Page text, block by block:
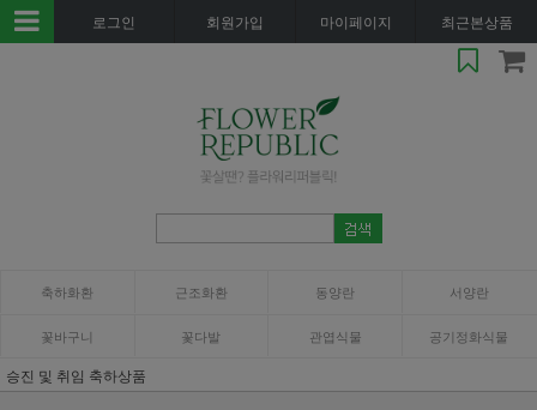
로그인 회원가입 마이페이지 최근본상품
축하화환 근조화환 동양란 서양란
꽃바구니 꽃다발 관엽식물 공기정화식물
승진 및 취임 축하상품